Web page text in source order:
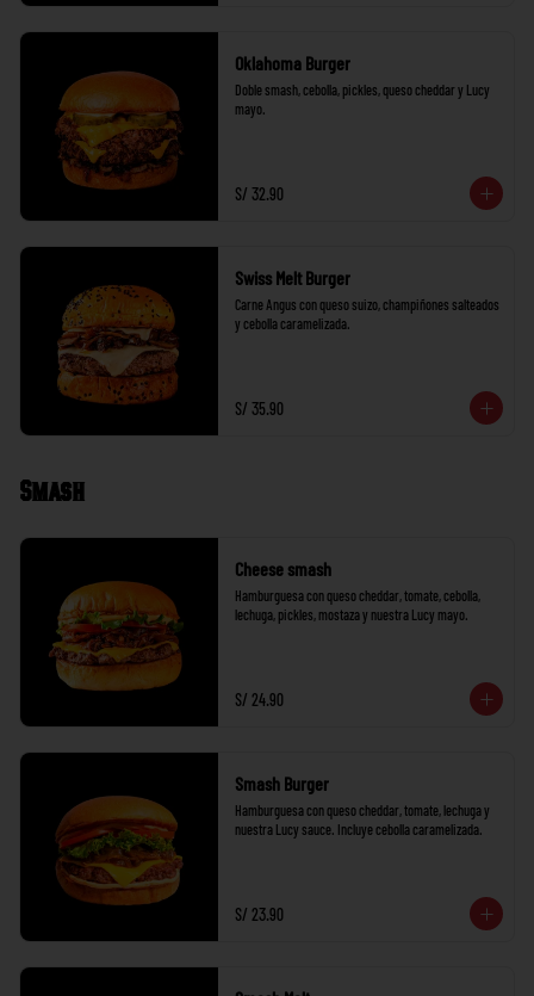
Oklahoma Burger
Doble smash, cebolla, pickles, queso cheddar y Lucy
mayo.
S/ 32.90
Swiss Melt Burger
Carne Angus con queso suizo, champiñones salteados
y cebolla caramelizada.
S/ 35.90
Smash
Cheese smash
Hamburguesa con queso cheddar, tomate, cebolla,
lechuga, pickles, mostaza y nuestra Lucy mayo.
S/ 24.90
Smash Burger
Hamburguesa con queso cheddar, tomate, lechuga y
nuestra Lucy sauce. Incluye cebolla caramelizada.
S/ 23.90